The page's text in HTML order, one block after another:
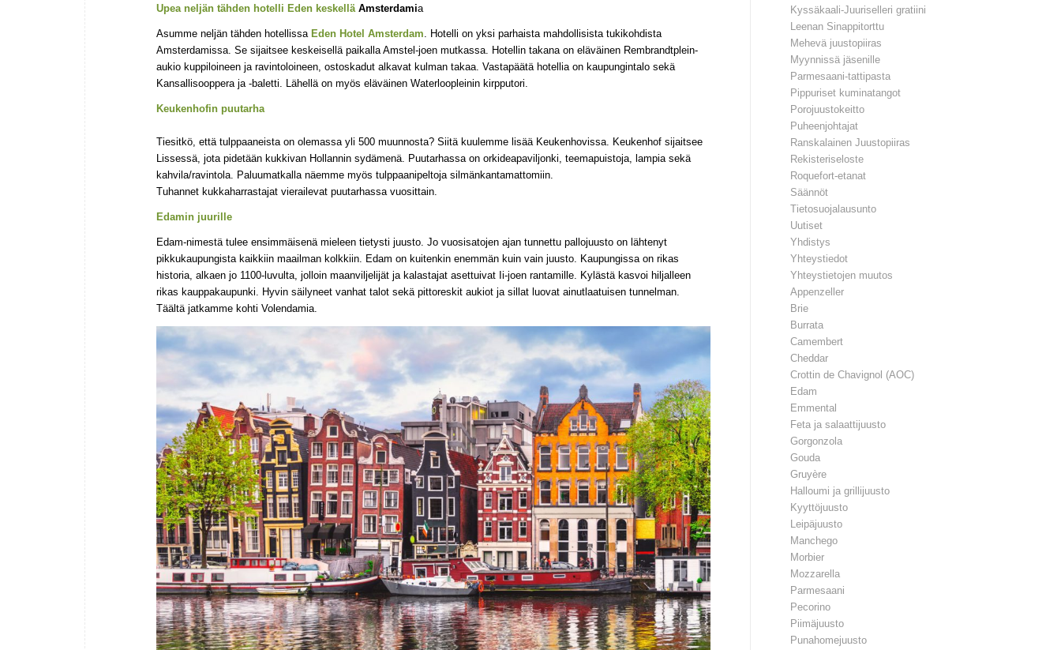
Upea neljän tähden hotelli Eden keskellä Amsterdamia
Asumme neljän tähden hotellissa Eden Hotel Amsterdam. Hotelli on yksi parhaista mahdollisista tukikohdista
Amsterdamissa. Se sijaitsee keskeisellä paikalla Amstel-joen mutkassa. Hotellin takana on eläväinen Rembrandtplein-
aukio kuppiloineen ja ravintoloineen, ostoskadut alkavat kulman takaa. Vastapäätä hotellia on kaupungintalo sekä
Kansallisooppera ja -baletti. Lähellä on myös eläväinen Waterloopleinin kirpputori.
Keukenhofin puutarha
Tiesitkö, että tulppaaneista on olemassa yli 500 muunnosta? Siitä kuulemme lisää Keukenhovissa. Keukenhof sijaitsee
Lissessä, jota pidetään kukkivan Hollannin sydämenä. Puutarhassa on orkideapaviljonki, teemapuistoja, lampia sekä
kahvila/ravintola. Paluumatkalla näemme myös tulppaanipeltoja silmänkantamattomiin.
Tuhannet kukkaharrastajat vierailevat puutarhassa vuosittain.
Edamin juurille
Edam-nimestä tulee ensimmäisenä mieleen tietysti juusto. Jo vuosisatojen ajan tunnettu pallojuusto on lähtenyt
pikkukaupungista kaikkiin maailman kolkkiin. Edam on kuitenkin enemmän kuin vain juusto. Kaupungissa on rikas
historia, alkaen jo 1100-luvulta, jolloin maanviljelijät ja kalastajat asettuivat Ii-joen rantamille. Kylästä kasvoi hiljalleen
rikas kauppakaupunki. Hyvin säilyneet vanhat talot sekä pittoreskit aukiot ja sillat luovat ainutlaatuisen tunnelman.
Täältä jatkamme kohti Volendamia.
Kyssäkaali-Juuriselleri gratiini
Leenan Sinappitorttu
Mehevä juustopiiras
Myynnissä jäsenille
Parmesaani-tattipasta
Pippuriset kuminatangot
Porojuustokeitto
Puheenjohtajat
Ranskalainen Juustopiiras
Rekisteriseloste
Roquefort-etanat
Säännöt
Tietosuojalausunto
Uutiset
Yhdistys
Yhteystiedot
Yhteystietojen muutos
Appenzeller
Brie
Burrata
Camembert
Cheddar
Crottin de Chavignol (AOC)
Edam
Emmental
Feta ja salaattijuusto
Gorgonzola
Gouda
Gruyère
Halloumi ja grillijuusto
Kyyttöjuusto
Leipäjuusto
Manchego
Morbier
Mozzarella
Parmesaani
Pecorino
Piimäjuusto
Punahomejuusto